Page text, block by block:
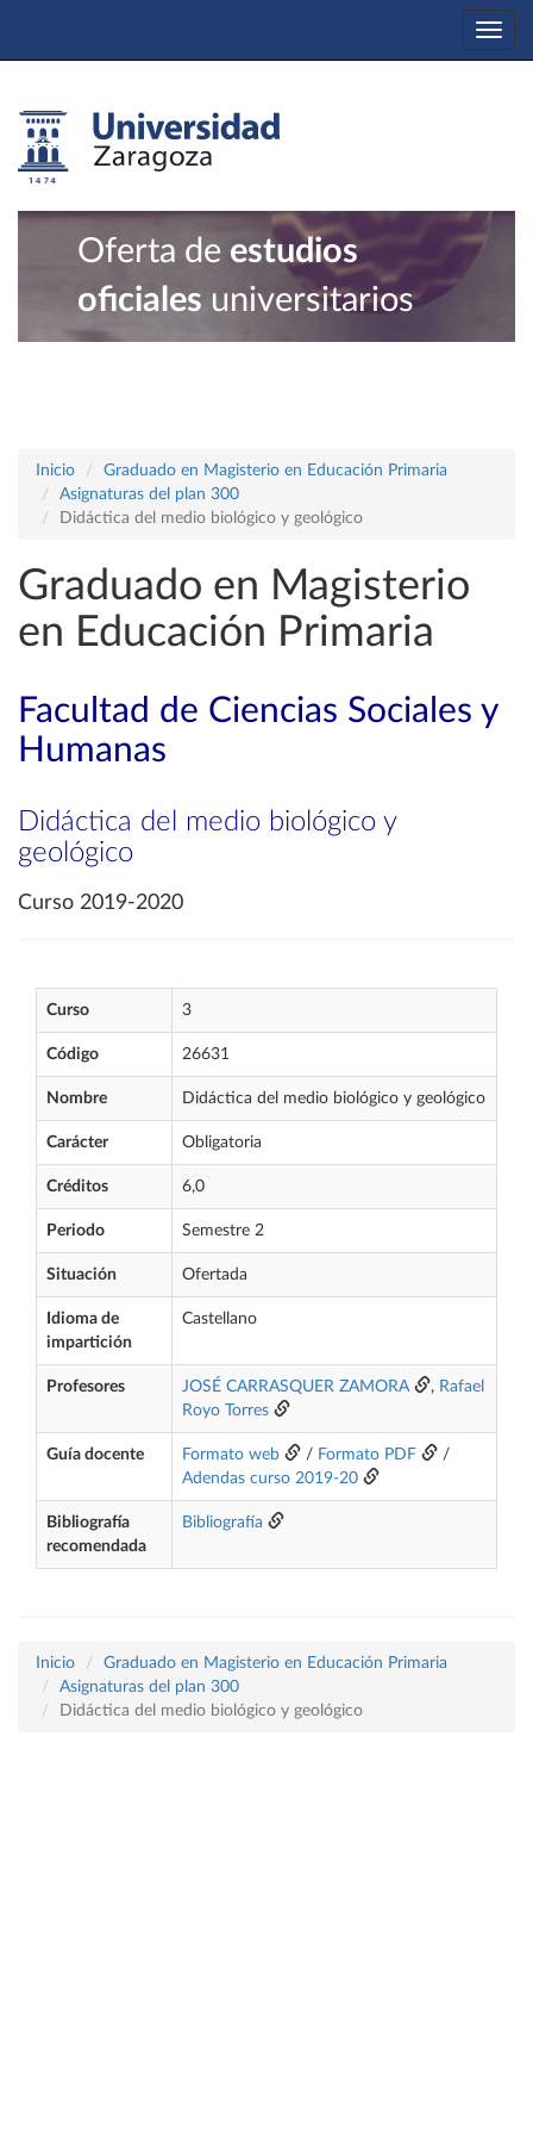
Oferta de estudios
oficiales universitarios
Inicio
Graduado en Magisterio en Educación Primaria
Asignaturas del plan 300
Didáctica del medio biológico y geológico
Graduado en Magisterio
en Educación Primaria
Facultad de Ciencias Sociales y
Humanas
Didáctica del medio biológico y
geológico
Curso 2019-2020
Curso 3
Código 26631
Nombre Didáctica del medio biológico y geológico
Carácter Obligatoria
Créditos 6,0
Periodo Semestre 2
Situación Ofertada
Idioma de
impartición
Castellano
Profesores JOSÉ CARRASQUER ZAMORA , Rafael
Royo Torres
Guía docente Formato web / Formato PDF
/
Adendas curso 2019-20
Bibliografía
recomendada
Bibliografía
Inicio
Graduado en Magisterio en Educación Primaria
Asignaturas del plan 300
Didáctica del medio biológico y geológico